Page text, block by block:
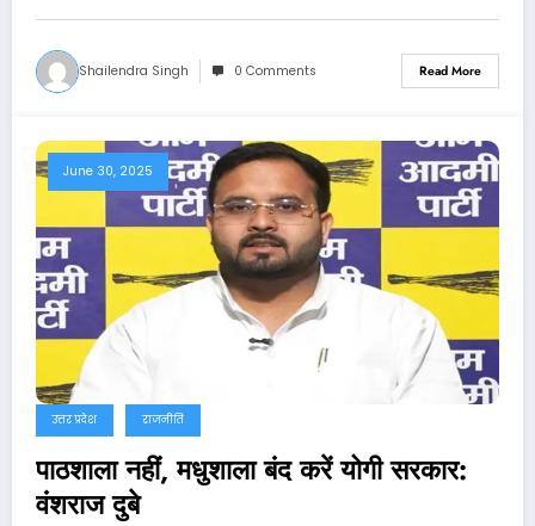
Shailendra Singh 0 Comments Read More
June 30, 2025
उत्तर प्रदेश राजनीति
पाठशाला नहीं, मधुशाला बंद करें योगी सरकार:
वंशराज दुबे